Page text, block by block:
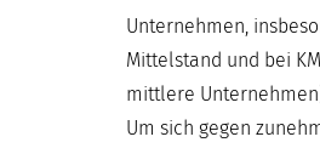
Unternehmen,
Mittelstand und bei
mittlere
Um sich gegen